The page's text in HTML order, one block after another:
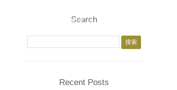
研究成果
加入我们
律师
Search
Recent Posts